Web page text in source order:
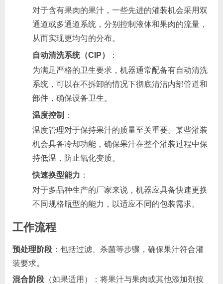
对于含有果肉的果汁，一些先进的灌装机会采用双
通道或多通道系统，分别控制液体和果肉的流量，
从而实现更均匀的分布。
自动清洗系统（CIP）
：
为满足严格的卫生要求，机器通常配备有自动清洗
系统，可以在不拆卸的情况下彻底清洁内部管道和
部件，确保设备卫生。
温度控制 ：
温度管理对于保持果汁的质量至关重要。某些灌装
机会具备冷却功能，确保果汁在整个灌装过程中保
持低温，防止氧化变质。
快速换型能力 ：
对于多品种生产的厂家来说，机器应具备快速更换
不同规格瓶型的能力，以适应不同的包装需求。
工作流程
预处理阶段 ：包括过滤、杀菌等步骤，确保果汁符合灌
装要求。
混合阶段 （如果适用）：将果汁与果肉或其他添加剂按